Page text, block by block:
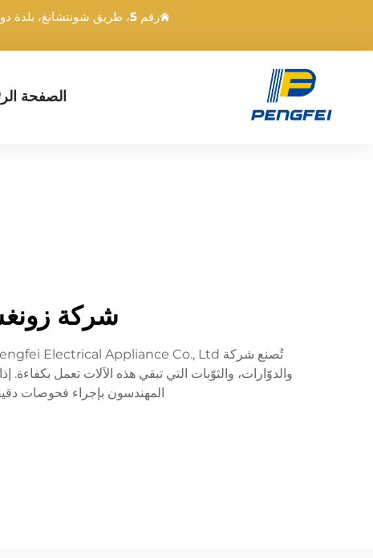
رقم 5، طريق شونتشانغ، بلدة دونغشينغ، زونغشان، قوانغدونغ، الصين
الصفحة
شركة
والدوّارات، والثوّبات التي تبقي هذه الآلات تعمل
المهندسون بإجراء فحوصات